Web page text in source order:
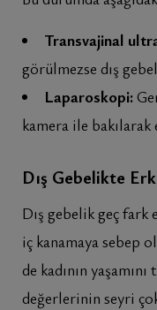
Transvajinal
görülmezse dış
Laparoskopi:
kamera ile
Dış Gebelikte
Dış gebelik geç
iç kanamaya sebep
de kadının
değerlerinin seyri